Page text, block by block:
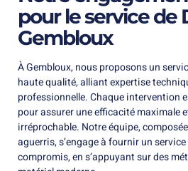
pour le service de
Gembloux
À Gembloux, nous proposons un
haute qualité, alliant expertise
professionnelle. Chaque intervention
pour assurer une efficacité maximale
irréprochable. Notre équipe,
aguerris, s’engage à fournir un
compromis, en s’appuyant sur des